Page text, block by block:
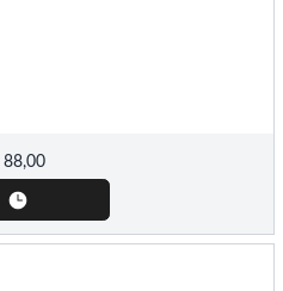
88,00